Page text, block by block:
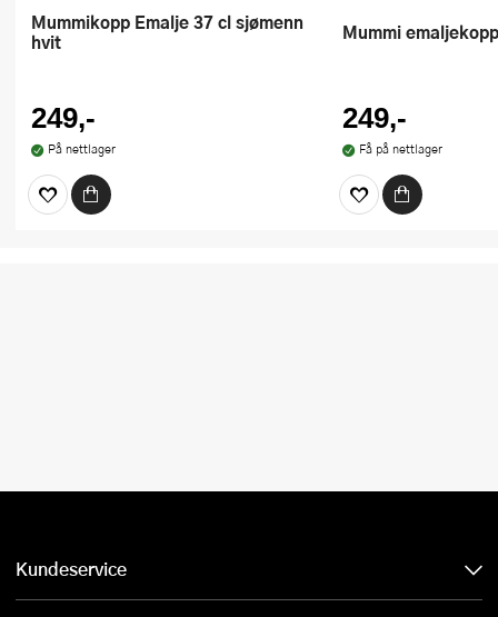
Mummikopp Emalje 37 cl sjømenn
hvit
249,-
På nettlager
Mummi
249,-
Få på nettlager
Kundeservice